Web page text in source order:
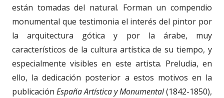
están tomadas del natural. Forman un compendio
monumental que testimonia el interés del pintor por
la arquitectura gótica y por la árabe, muy
característicos de la cultura artística de su tiempo, y
especialmente visibles en este artista. Preludia, en
ello, la dedicación posterior a estos motivos en la
publicación España Artística y Monumental(1842-1850),